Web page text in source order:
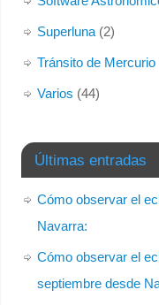
Superluna(2)
Tránsito de Mercurio
Varios (44)
Últimas entradas
Cómo observar el
Navarra:
Cómo observar el
septiembre desde